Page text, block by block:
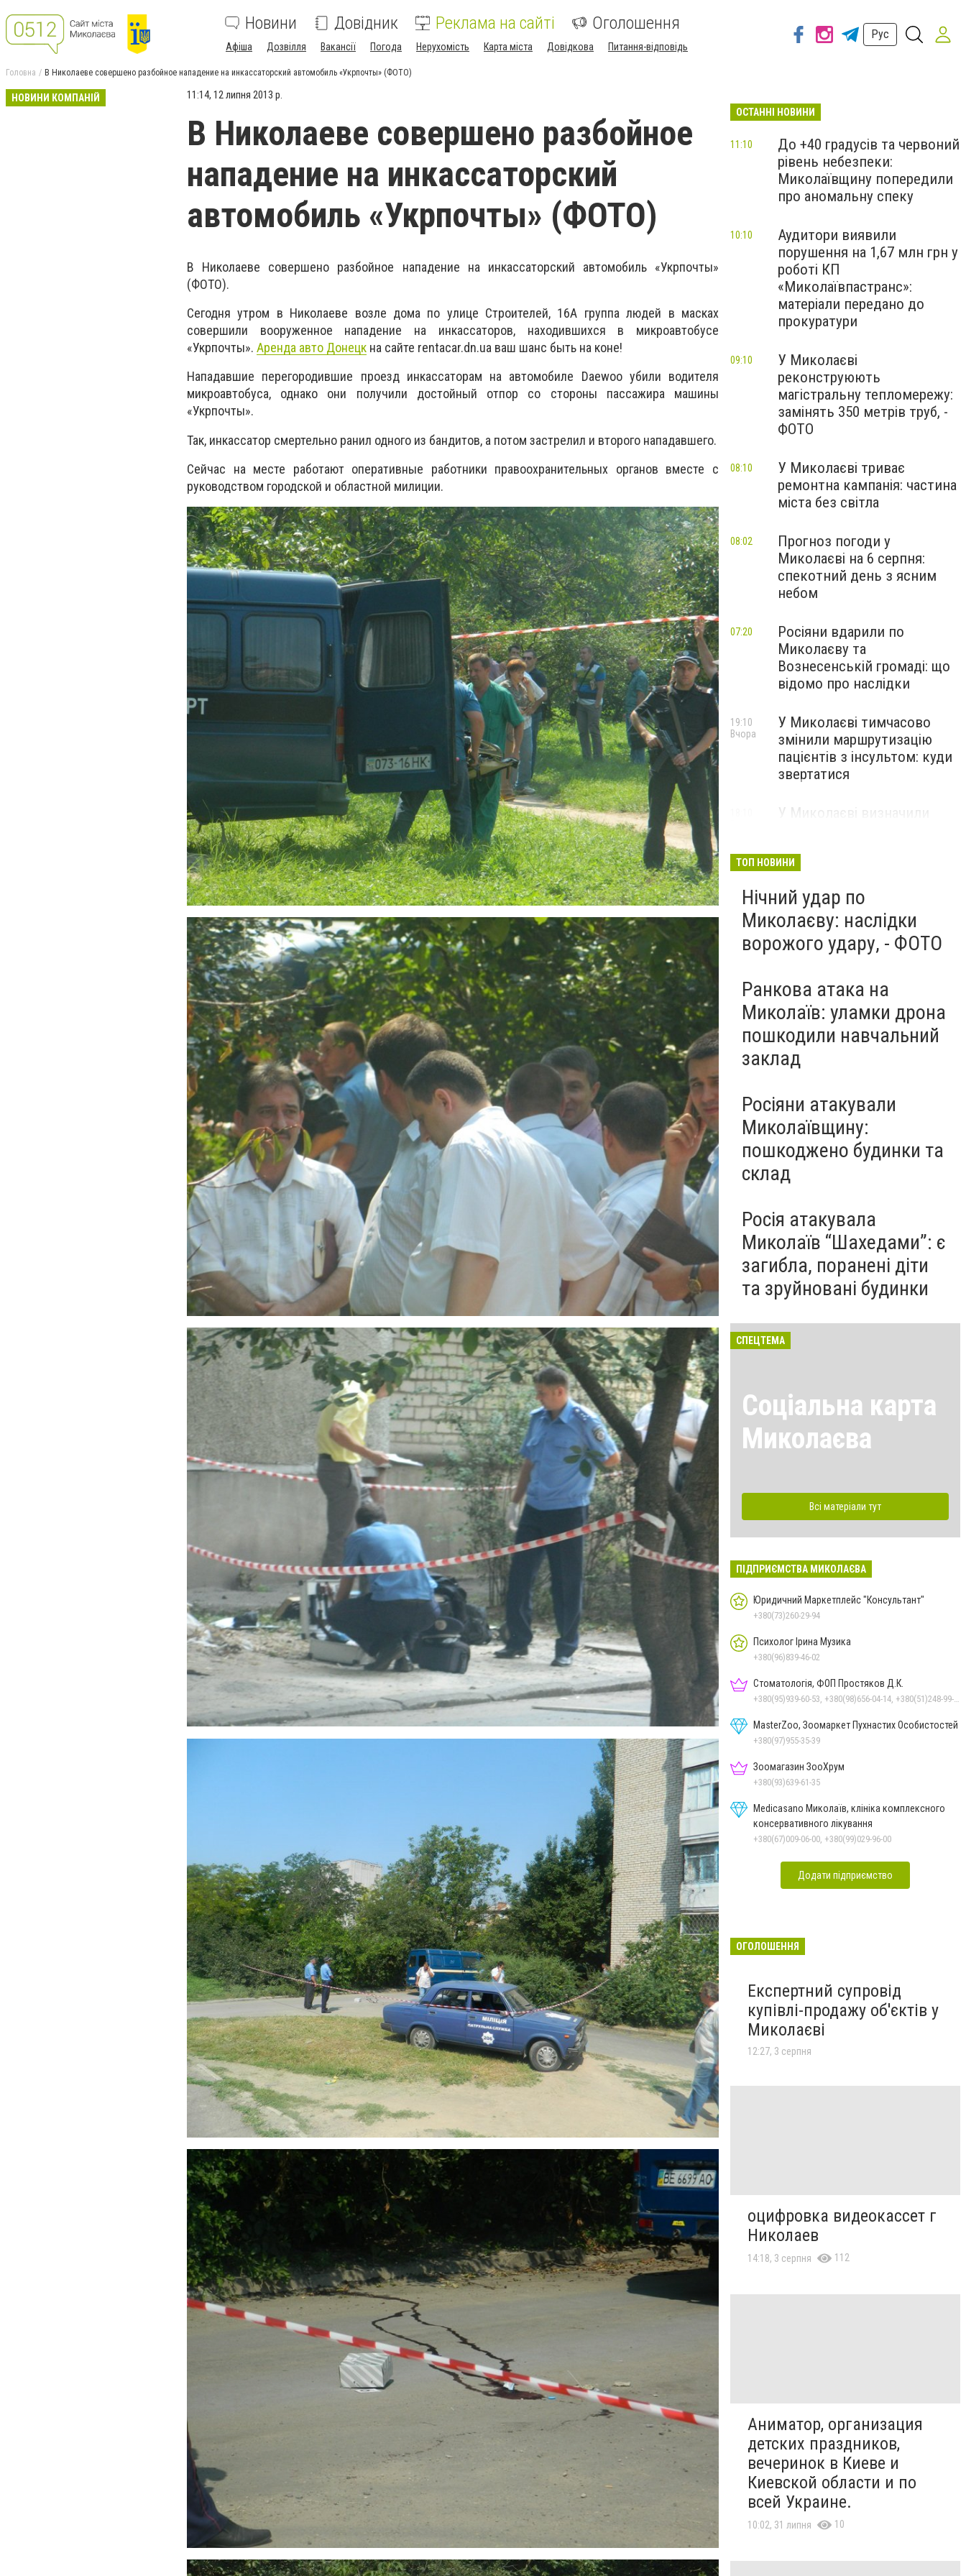
Новини Довідник Реклама на сайті Оголошення
Афіша Дозвілля Вакансії Погода Нерухомість Карта міста Довідкова Питання-відповідь
Рус
Головна В Николаеве совершено разбойное нападение на инкассаторский автомобиль «Укрпочты» (ФОТО)
НОВИНИ КОМПАНІЙ 11:14, 12 липня 2013 р.
В Николаеве совершено разбойное
нападение на инкассаторский
автомобиль «Укрпочты» (ФОТО)
В Николаеве совершено разбойное нападение на инкассаторский автомобиль «Укрпочты»
(ФОТО).
Сегодня утром в Николаеве возле дома по улице Строителей, 16А группа людей в масках
совершили вооруженное нападение на инкассаторов, находившихся в микроавтобусе
«Укрпочты». Аренда авто Донецк на сайте rentacar.dn.ua ваш шанс быть на коне!
Нападавшие перегородившие проезд инкассаторам на автомобиле Daewoo убили водителя
микроавтобуса, однако они получили достойный отпор со стороны пассажира машины
«Укрпочты».
Так, инкассатор смертельно ранил одного из бандитов, а потом застрелил и второго нападавшего.
Сейчас на месте работают оперативные работники правоохранительных органов вместе с
руководством городской и областной милиции.
ОСТАННІ НОВИНИ
До +40 градусів та червоний
рівень небезпеки:
Миколаївщину попередили
про аномальну спеку
11:10
Аудитори виявили
порушення на 1,67 млн грн у
роботі КП
«Миколаївпастранс»:
матеріали передано до
прокуратури
10:10
У Миколаєві
реконструюють
магістральну тепломережу:
замінять 350 метрів труб, -
ФОТО
09:10
У Миколаєві триває
ремонтна кампанія: частина
міста без світла
08:10
Прогноз погоди у
Миколаєві на 6 серпня:
спекотний день з ясним
небом
08:02
Росіяни вдарили по
Миколаєву та
Вознесенській громаді: що
відомо про наслідки
07:20
У Миколаєві тимчасово
змінили маршрутизацію
пацієнтів з інсультом: куди
звертатися
19:10
Вчора
У Миколаєві визначили
електростанцій на об'єктах
ТОП НОВИНИ
Нічний удар по
Миколаєву: наслідки
ворожого удару, - ФОТО
Ранкова атака на
Миколаїв: уламки дрона
пошкодили навчальний
заклад
Росіяни атакували
Миколаївщину:
пошкоджено будинки та
склад
Росія атакувала
Миколаїв “Шахедами”: є
загибла, поранені діти
та зруйновані будинки
СПЕЦТЕМА
Соціальна карта
Миколаєва
Всі матеріали тут
ПІДПРИЄМСТВА МИКОЛАЄВА
Юридичний Маркетплейс "Консультант"
+380(73)260-29-94
Психолог Ірина Музика
+380(96)839-46-02
Стоматологія, ФОП Простяков Д.К.
MasterZoo, Зоомаркет Пухнастих Особистостей
+380(97)955-35-39
Зоомагазин ЗооХрум
+380(93)639-61-35
Medicasano Миколаїв, клініка комплексного
консервативного лікування
+380(67)009-06-00, +380(99)029-96-00
Додати підприємство
ОГОЛОШЕННЯ
Експертний супровід
купівлі-продажу об'єктів у
Миколаєві
12:27, 3 серпня
оцифровка видеокассет г
Николаев
14:18, 3 серпня 112
Аниматор, организация
детских праздников,
вечеринок в Киеве и
Киевской области и по
всей Украине.
10:02, 31 липня 10